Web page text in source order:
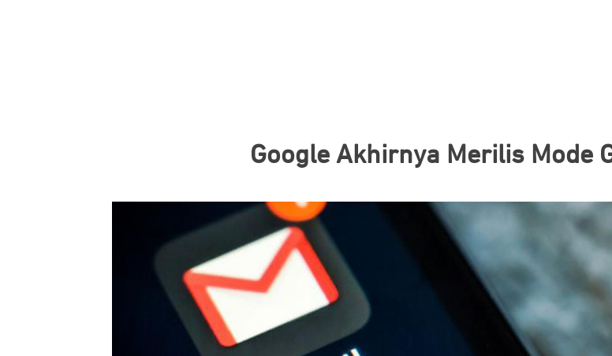
Google Akhirnya Merilis Mode